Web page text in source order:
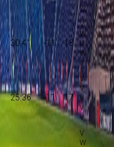
30:41 -11 18
25:36 -11 17